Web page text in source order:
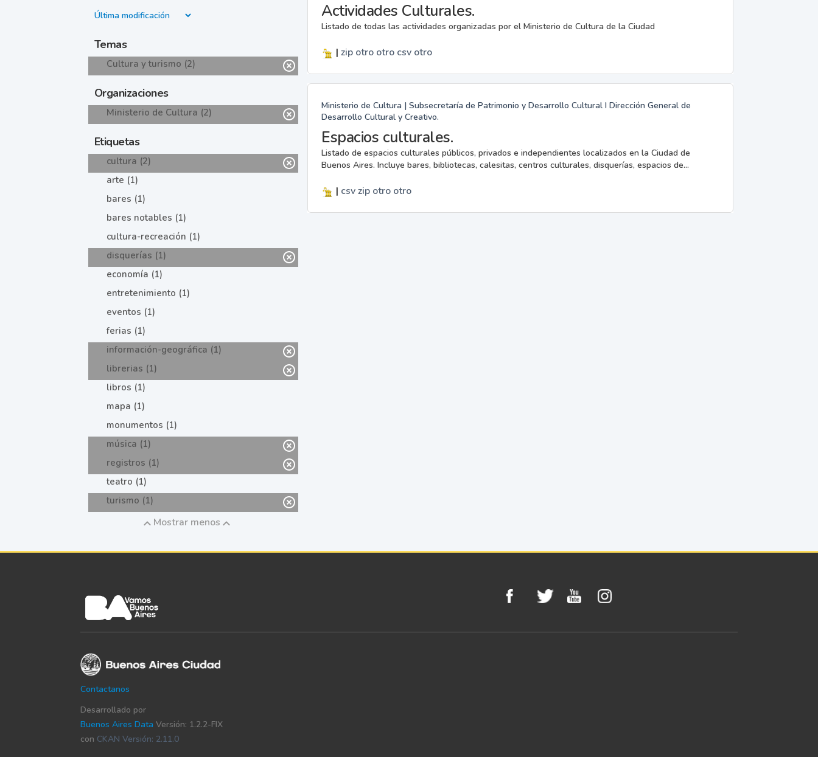
Temas
Cultura y turismo (2)
Organizaciones
Ministerio de Cultura (2)
Etiquetas
cultura (2)
arte (1)
bares (1)
bares notables (1)
cultura-recreación (1)
disquerías (1)
economía (1)
entretenimiento (1)
eventos (1)
ferias (1)
información-geográfica (1)
librerias (1)
libros (1)
mapa (1)
monumentos (1)
música (1)
registros (1)
teatro (1)
turismo (1)
Mostrar menos
Actividades Culturales.
Listado de todas las actividades organizadas por el Ministerio de Cultura de la Ciudad
| zip otro otro csv otro
Ministerio de Cultura | Subsecretaría de Patrimonio y Desarrollo Cultural I Dirección General de
Desarrollo Cultural y Creativo.
Espacios culturales.
Listado de espacios culturales públicos, privados e independientes localizados en la Ciudad de
Buenos Aires. Incluye bares, bibliotecas, calesitas, centros culturales, disquerías, espacios de...
| csvzip otro otro
Contactanos
Desarrollado por
Buenos Aires Data Versión: 1.2.2-FIX
con CKAN Versión: 2.11.0